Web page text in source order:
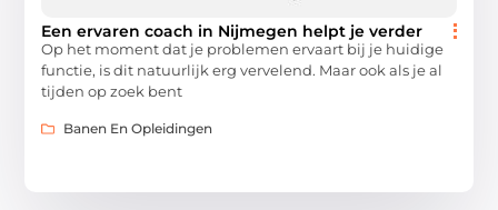
Een ervaren coach in Nijmegen helpt je verder
Op het moment dat je problemen ervaart bij je huidige
functie, is dit natuurlijk erg vervelend. Maar ook als je al
tijden op zoek bent
Banen En Opleidingen